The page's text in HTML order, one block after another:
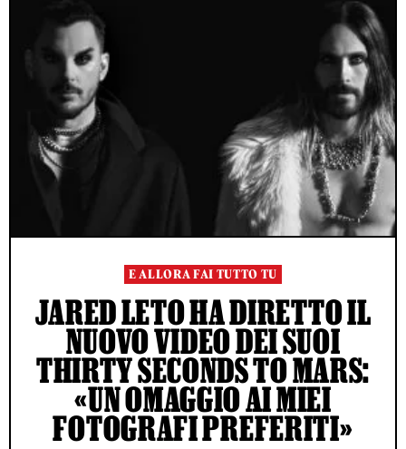
E ALLORA FAI TUTTO TU
JARED LETO HA DIRETTO IL
NUOVO VIDEO DEI SUOI
THIRTY SECONDS TO MARS:
«UN OMAGGIO AI MIEI
FOTOGRAFI PREFERITI»